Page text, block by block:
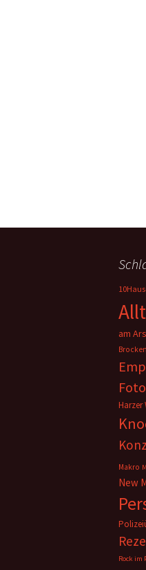
am
Brocken
Harzer
Makro
New
Rock im